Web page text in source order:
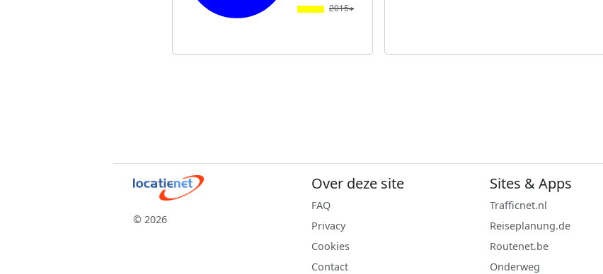
© 2026
Over deze site
FAQ
Privacy
Cookies
Contact
Sites & Apps
Trafficnet.nl
Reiseplanung.de
Routenet.be
Onderweg